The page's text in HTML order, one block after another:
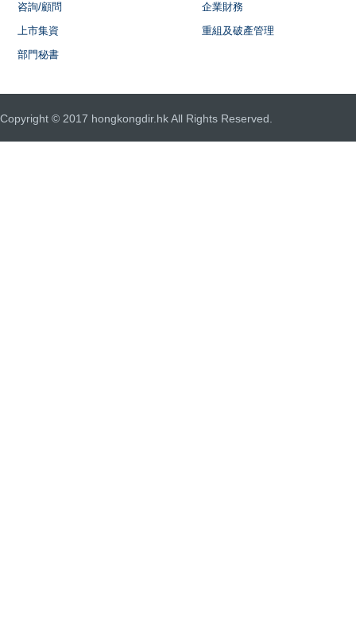
咨詢/顧問
企業財務
上市集資
重組及破產管理
部門秘書
Copyright © 2017 hongkongdir.hk All Rights Reserved.